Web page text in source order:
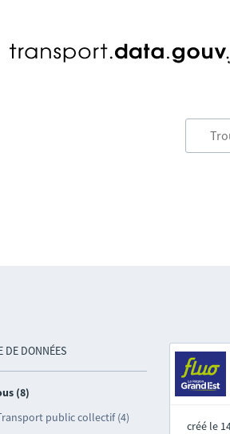
DE DONNÉES
(8)
public collectif (4)
créé le